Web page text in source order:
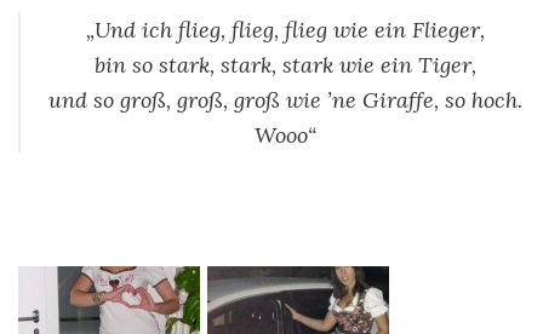
„Und ich flieg, flieg, flieg wie ein Flieger,
bin so stark, stark, stark wie ein Tiger,
und so groß, groß, groß wie ’ne Giraffe, so hoch.
Wooo“